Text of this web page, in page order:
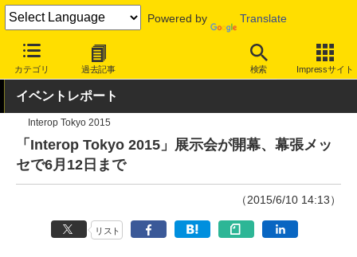
Powered by Translate
カテゴリ 過去記事 検索 Impressサイト
INTERNET Watch トピック その他
イベントレポート
Interop Tokyo 2015
「Interop Tokyo 2015」展示会が開幕、幕張メッ
セで6月12日まで
（2015/6/10 14:13）
リスト